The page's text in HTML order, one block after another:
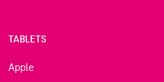
TABLETS
Apple